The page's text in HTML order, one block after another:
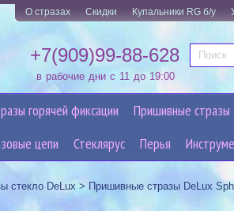
О стразах Скидки Купальники RG б/у
+7(909)99-88-628
в рабочие дни с 11 до 19:00
горячей фиксации Пришивные стразы
цепи Стеклярус Перья
стекло DeLux > Пришивные стразы DeLux